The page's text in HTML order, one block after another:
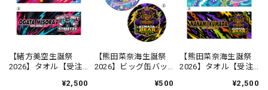
【緒方美空生誕祭
2026】タオル【受注
¥2,500
【熊田菜奈海生誕祭
2026】ビッグ缶バッ
¥500
【熊田菜奈海生誕祭
2026】タオル【受注
¥2,500